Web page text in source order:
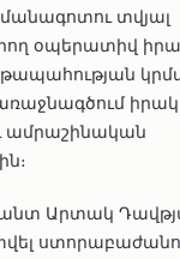
տվյալ
օպերատիվ
ամրաշինական
Արտակ